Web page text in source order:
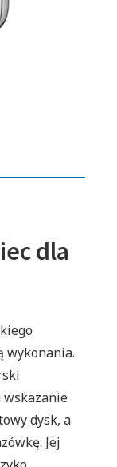
dla
wykonania.
wskazanie
dysk, a
Jej